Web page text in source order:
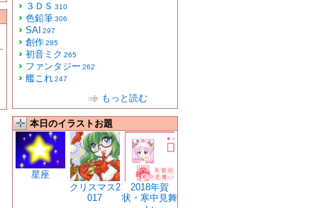
３ＤＳ 310
色鉛筆306
SAI 297
創作285
初音ミク 265
ファンタジー 262
艦これ247
もっと読む
本日のイラストお題
星座
クリスマス2
017
2018年賀
状・寒中見舞